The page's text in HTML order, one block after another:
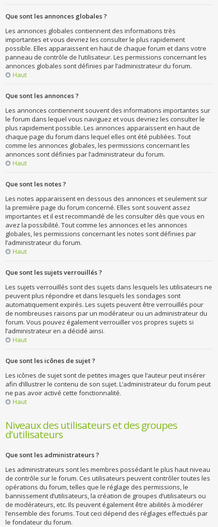
Que sont les annonces globales ?
Les annonces globales contiennent des informations très
importantes et vous devriez les consulter le plus rapidement
possible. Elles apparaissent en haut de chaque forum et dans votre
panneau de contrôle de l’utilisateur. Les permissions concernant les
annonces globales sont définies par l’administrateur du forum.
Haut
Que sont les annonces ?
Les annonces contiennent souvent des informations importantes sur
le forum dans lequel vous naviguez et vous devriez les consulter le
plus rapidement possible. Les annonces apparaissent en haut de
chaque page du forum dans lequel elles ont été publiées. Tout
comme les annonces globales, les permissions concernant les
annonces sont définies par l’administrateur du forum.
Haut
Que sont les notes ?
Les notes apparaissent en dessous des annonces et seulement sur
la première page du forum concerné. Elles sont souvent assez
importantes et il est recommandé de les consulter dès que vous en
avez la possibilité. Tout comme les annonces et les annonces
globales, les permissions concernant les notes sont définies par
l’administrateur du forum.
Haut
Que sont les sujets verrouillés ?
Les sujets verrouillés sont des sujets dans lesquels les utilisateurs ne
peuvent plus répondre et dans lesquels les sondages sont
automatiquement expirés. Les sujets peuvent être verrouillés pour
de nombreuses raisons par un modérateur ou un administrateur du
forum. Vous pouvez également verrouiller vos propres sujets si
l’administrateur en a décidé ainsi.
Haut
Que sont les icônes de sujet ?
Les icônes de sujet sont de petites images que l’auteur peut insérer
afin d’illustrer le contenu de son sujet. L’administrateur du forum peut
ne pas avoir activé cette fonctionnalité.
Haut
Niveaux des utilisateurs et des groupes
d’utilisateurs
Que sont les administrateurs ?
Les administrateurs sont les membres possédant le plus haut niveau
de contrôle sur le forum. Ces utilisateurs peuvent contrôler toutes les
opérations du forum, telles que le réglage des permissions, le
bannissement d’utilisateurs, la création de groupes d’utilisateurs ou
de modérateurs, etc. Ils peuvent également être abilités à modérer
l’ensemble des forums. Tout ceci dépend des réglages effectués par
le fondateur du forum.